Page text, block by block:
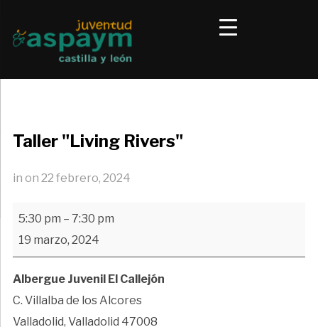
Taller "Living Rivers"
in on 22 febrero, 2024
Taller
"Living
Rivers"
5:30 pm – 7:30 pm
19 marzo, 2024
Albergue Juvenil El Callejón
C. Villalba de los Alcores
Valladolid, Valladolid 47008